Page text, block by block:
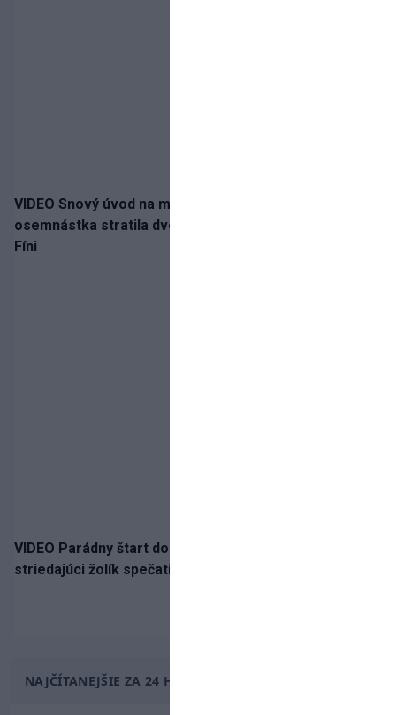
VIDEO Snový úvod na medailu nestačil: Slovenská
osemnástka stratila dvojgólový náskok a bronz berú
Fíni
VIDEO Parádny štart do sezóny!: Rýchlik Boženík ako
striedajúci žolík spečatil postup Stoke
NAJČÍTANEJŠIE ZA 24 HODÍN